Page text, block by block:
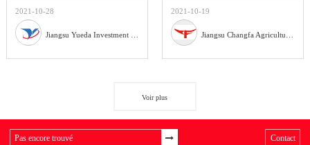
2021-10-28 2021-10-19
Voir plus
Contact